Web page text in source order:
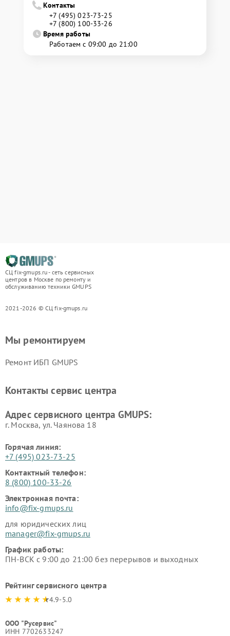
Контакты
+7 (495) 023-73-25
+7 (800) 100-33-26
Время работы
Работаем с 09:00 до 21:00
СЦ fix-gmups.ru - сеть сервисных
центров в Москве по ремонту и
обслуживанию техники GMUPS
2021-2026 © СЦ fix-gmups.ru
Мы ремонтируем
Ремонт ИБП GMUPS
Контакты сервис центра
Адрес сервисного центра GMUPS:
г. Москва, ул. Чаянова 18
Горячая линия:
+7 (495) 023-73-25
Контактный телефон:
8 (800) 100-33-26
Электронная почта:
info@fix-gmups.ru
для юридических лиц
manager@fix-gmups.ru
График работы:
ПН-ВСК с 9:00 до 21:00 без перерывов и выходных
Рейтинг сервисного центра
4.9-5.0
ООО "Русервис"
ИНН 7702633247